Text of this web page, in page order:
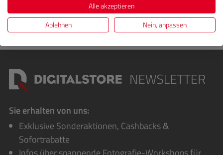
Bewertungen
Sie erhalten von uns:
Exklusive Sonderaktionen, Cashbacks &
Sofortrabatte
Alle akzeptieren
Ablehnen
Nein, anpassen